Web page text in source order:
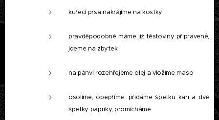
kuřecí prsa nakrájíme na kostky
pravděpodobně máme již těstoviny připravené,
jdeme na zbytek
na pánvi rozehřejeme olej a vložíme maso
osolíme, opepříme, přidáme špetku kari a dvě
špetky papriky, promícháme